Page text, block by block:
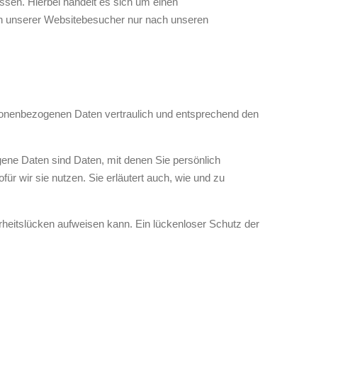
Websitebesucher nur nach unseren
Daten vertraulich und entsprechend den
Daten sind Daten, mit denen Sie persönlich
wir sie nutzen. Sie erläutert auch, wie und zu
aufweisen kann. Ein lückenloser Schutz der